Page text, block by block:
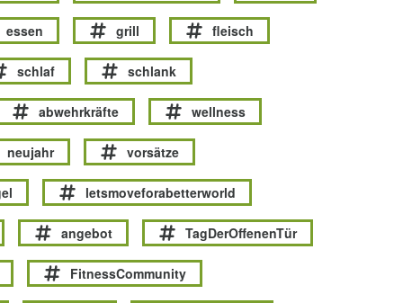
essen grill fleisch
schlaf schlank
abwehrkräfte wellness
neujahr vorsätze
letsmoveforabetterworld
angebot TagDerOffenenTür
FitnessCommunity